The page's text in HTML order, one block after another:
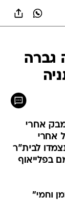
גברה
אחרי
(54) הכפיל אחרי
לבית"ר
בפלייאוף
וחמי"